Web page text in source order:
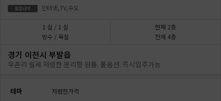
포함내역 인터넷,TV,수도
1 실 / 1 실
방수 / 욕실
현재 2층
전체 4층
경기 이천시 부발읍
무촌리 월세 저렴한 분리형 원룸. 풀옵션. 즉시입주가능
테마 저렴한가격